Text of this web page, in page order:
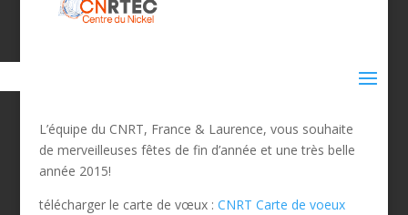
L’équipe du CNRT, France & Laurence, vous souhaite
de merveilleuses fêtes de fin d’année et une très belle
année 2015!
télécharger le carte de vœux : CNRT Carte de voeux